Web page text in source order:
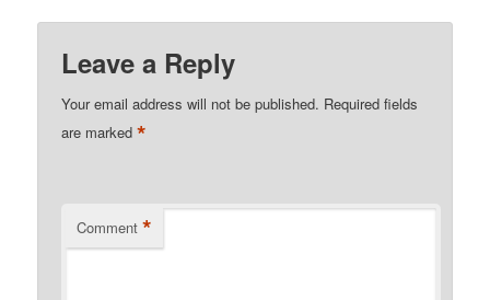
Leave a Reply
Your email address will not be published. Required fields
are marked*
Comment *